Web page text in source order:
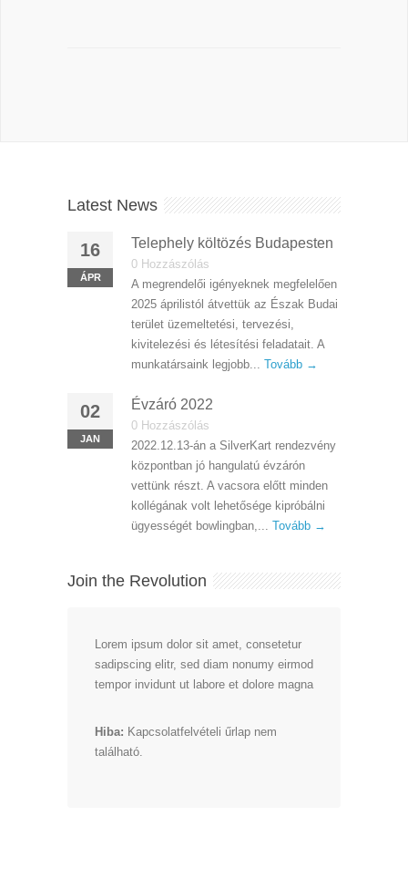
Latest News
16
ÁPR
Telephely költözés Budapesten
0 Hozzászólás
A megrendelői igényeknek megfelelően
2025 áprilistól átvettük az Észak Budai
terület üzemeltetési, tervezési,
kivitelezési és létesítési feladatait. A
munkatársaink legjobb... Tovább →
02
JAN
Évzáró 2022
0 Hozzászólás
2022.12.13-án a SilverKart rendezvény
központban jó hangulatú évzárón
vettünk részt. A vacsora előtt minden
kollégának volt lehetősége kipróbálni
ügyességét bowlingban,... Tovább →
Join the Revolution
Lorem ipsum dolor sit amet, consetetur
sadipscing elitr, sed diam nonumy eirmod
tempor invidunt ut labore et dolore magna
Hiba: Kapcsolatfelvételi űrlap nem
található.